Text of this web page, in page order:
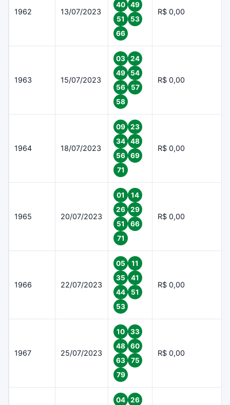
1962 13/07/2023
40
49
51
53
66
R$ 0,00
1963 15/07/2023
03
24
49
54
56
57
58
R$ 0,00
1964 18/07/2023
09
23
34
48
56
69
71
R$ 0,00
1965 20/07/2023
01
14
26
29
51
66
71
R$ 0,00
1966 22/07/2023
05
11
35
41
44
51
53
R$ 0,00
1967 25/07/2023
10
33
48
60
63
75
79
R$ 0,00
04
26